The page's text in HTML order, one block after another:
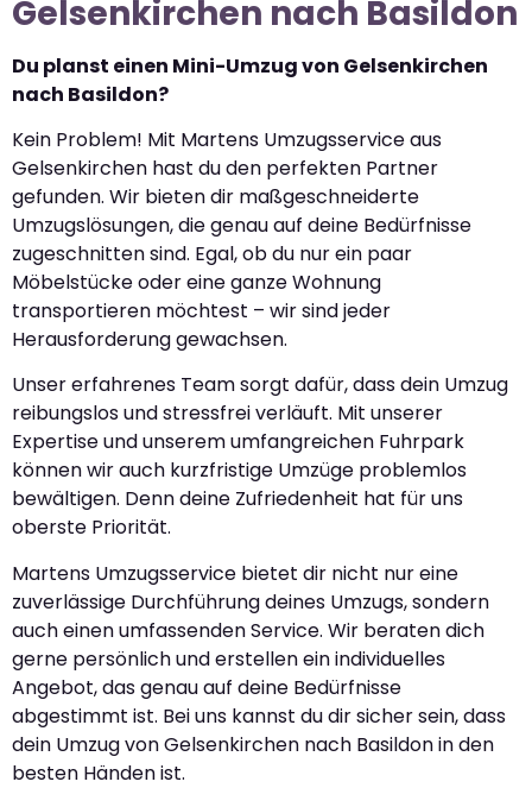
Gelsenkirchen nach Basildon
Du planst einen Mini-Umzug von Gelsenkirchen
nach Basildon?
Kein Problem! Mit Martens Umzugsservice aus
Gelsenkirchen hast du den perfekten Partner
gefunden. Wir bieten dir maßgeschneiderte
Umzugslösungen, die genau auf deine Bedürfnisse
zugeschnitten sind. Egal, ob du nur ein paar
Möbelstücke oder eine ganze Wohnung
transportieren möchtest – wir sind jeder
Herausforderung gewachsen.
Unser erfahrenes Team sorgt dafür, dass dein Umzug
reibungslos und stressfrei verläuft. Mit unserer
Expertise und unserem umfangreichen Fuhrpark
können wir auch kurzfristige Umzüge problemlos
bewältigen. Denn deine Zufriedenheit hat für uns
oberste Priorität.
Martens Umzugsservice bietet dir nicht nur eine
zuverlässige Durchführung deines Umzugs, sondern
auch einen umfassenden Service. Wir beraten dich
gerne persönlich und erstellen ein individuelles
Angebot, das genau auf deine Bedürfnisse
abgestimmt ist. Bei uns kannst du dir sicher sein, dass
dein Umzug von Gelsenkirchen nach Basildon in den
besten Händen ist.